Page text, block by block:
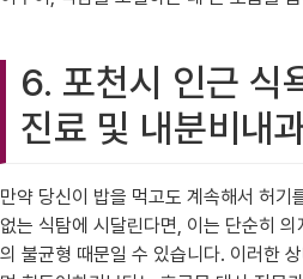
6. 포천시 인근 식
진료 및 내분비내
만약 당신이 밥을 먹고도 계속해서 허기
없는 식탐에 시달린다면, 이는 단순히
의 불균형 때문일 수 있습니다. 이러한